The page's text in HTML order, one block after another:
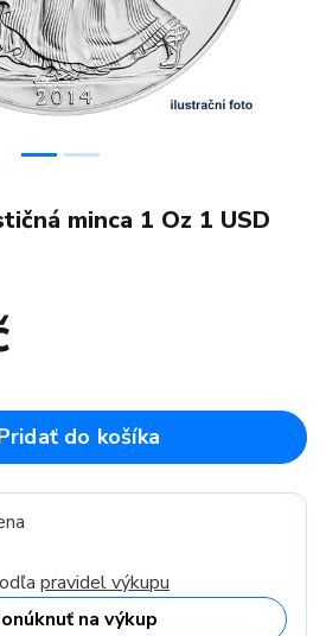
minca 1 Oz 1 USD
do košíka
pravidel výkupu
na výkup